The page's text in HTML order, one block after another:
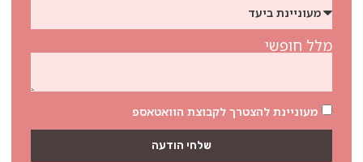
מלל חופשי
מעוניינת להצטרך לקבוצת הוואטאספ
שלחי הודעה